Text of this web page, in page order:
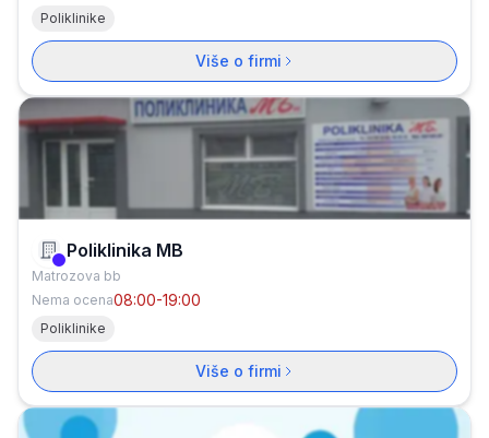
Poliklinike
Više o firmi
Verifikovana firma
Poliklinika MB
Matrozova bb
Nema ocena08:00-19:00
Poliklinike
Više o firmi